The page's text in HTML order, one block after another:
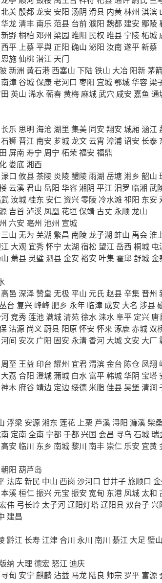
北关 殷都龙安 安阳 汤阴 滑县 内黄林州 淇滨
华龙清丰 南乐 范县 台前濮阳 魏都 建安 鄢陵
新野桐柏 邓州 梁园 睢阳 民权 睢县 宁陵柘城
西平 上蔡 平舆 正阳 确山 泌阳 汝南 遂平新蔡
恩施仙桃潜江 天门
新洲 黄石港 西塞山 下陆铁山 大冶 阳新茅
南漳谷城保康老河口 枣阳 宜城鄂城华容 梁
英山 浠水蕲春黄梅麻城武穴 咸安 嘉鱼 通
长乐 思明 海沧 湖里 集美 同安 翔安 城厢 涵江
石狮 晋江 南安 芗城龙文 云霄 漳浦诏安 长泰
屏南 寿宁 周宁 柘荣 福安 福鼎
娄底湘西
渌口 攸县茶陵 炎陵醴陵雨湖 岳塘湘乡 韶山
云溪君山 岳阳 华容湘阴 平江 汨罗 临湘 武
汝城桂东 安仁 资兴零陵 冷水滩 祁阳 东安
吉首 泸溪 凤凰 花垣保靖古丈 永顺龙山
六安 亳州 池州 宣城
三山 无为 芜湖 繁昌 南陵龙子湖 蚌山 禹会淮
大观 宜秀怀宁 太湖 宿松 望江 岳西 桐城 屯
萧县 灵璧泗县金安 裕安 叶集 霍邱舒城金
高邑 深泽 赞皇 无极 平山 元氏赵县辛集 晋州
丛台 复兴 峰峰 肥乡 永年 临漳 成安 大名 涉县
竞秀莲池 满城清苑徐水 涞水阜平 定兴 唐
沽源 尚义 蔚县 阳原 怀安 怀来涿鹿赤城 双
河间 安次 广阳 固安 永清 香河 大城文安 大厂
周至 王益 印台 耀州 宜君渭滨金台 陈仓 凤翔
大荔 合阳 澄城蒲城 白水 富平韩城华阴 宝塔
神木 府谷靖边 定边绥德 米脂佳县吴堡 清涧
浮梁 安源湘东 莲花 上栗 芦溪 浔阳 濂溪柴
定南 全南 宁都于都兴国 会昌 寻乌 石城瑞
高安 临川 东乡 南城黎川 南丰 崇仁 乐安 宜黄
朝阳 葫芦岛
法库新民 中山 西岗 沙河口 甘井子旅顺口
本溪桓仁振兴 元宝 振安 宽甸 东港 凤城 太和
伟 弓长岭 太子河辽阳灯塔辽阳县 双台子兴
建昌
黔江 长寿 江津合川 永川 南川 綦江 大足 璧山
纳 大理 德宏 怒江 迪庆
寻甸 安宁 麒麟 沾益 马龙 陆良 师宗 罗平 富源